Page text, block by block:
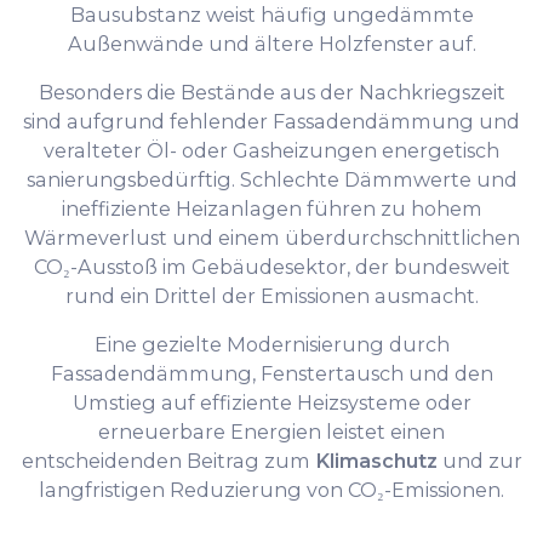
Bausubstanz weist häufig ungedämmte
Außenwände und ältere Holzfenster auf.
Besonders die Bestände aus der Nachkriegszeit
sind aufgrund fehlender Fassadendämmung und
veralteter Öl- oder Gasheizungen energetisch
sanierungsbedürftig. Schlechte Dämmwerte und
ineffiziente Heizanlagen führen zu hohem
Wärmeverlust und einem überdurchschnittlichen
CO₂-Ausstoß im Gebäudesektor, der bundesweit
rund ein Drittel der Emissionen ausmacht.
Eine gezielte Modernisierung durch
Fassadendämmung, Fenstertausch und den
Umstieg auf effiziente Heizsysteme oder
erneuerbare Energien leistet einen
entscheidenden Beitrag zum Klimaschutz und zur
langfristigen Reduzierung von CO₂-Emissionen.